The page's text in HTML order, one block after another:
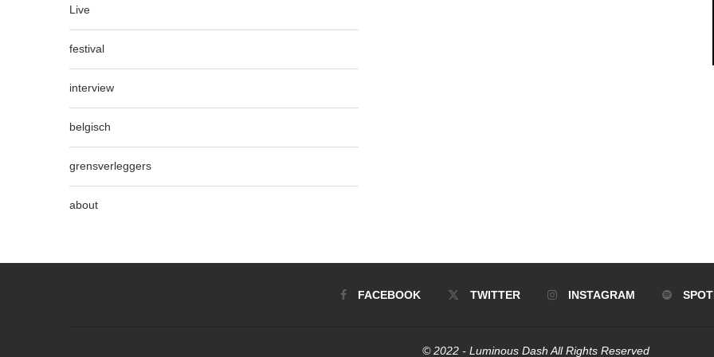
Live
festival
interview
belgisch
grensverleggers
about
FACEBOOK TWITTER INSTAGRAM
© 2022 - Luminous Dash All Rights Reserved